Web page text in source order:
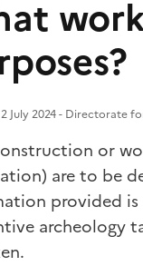
July 2024 - Directorate
or
are to be
provided
archeology